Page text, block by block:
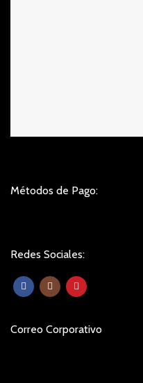
Métodos de Pago:
Redes Sociales:
Correo Corporativo